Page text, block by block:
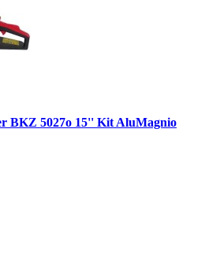
BKZ 5027o 15'' Kit AluMagnio